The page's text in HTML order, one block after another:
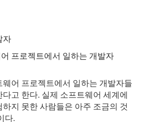
자
프로젝트에서 일하는 개발자
웨어 프로젝트에서 일하는 개발자들
고 한다. 실제 소프트웨어 세계에
지 못한 사람들은 아주 조금의 것
다.